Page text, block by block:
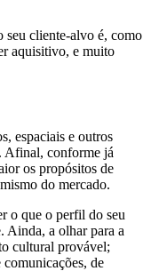
seu cliente-alvo é, como
aquisitivo, e muito
espaciais e outros
. Afinal, conforme já
os propósitos de
do mercado.
o que o perfil do seu
Ainda, a olhar para a
cultural provável;
de